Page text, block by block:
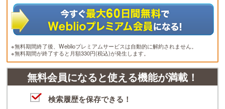
※無料期間終了後、Weblioプレミアムサービスは自動的に解約されません。
※無料期間が終了すると月額330円(税込)が発生します。
無料会員になると使える機能が満載！
検索履歴を保存できる！